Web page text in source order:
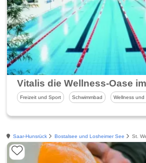
Freizeit und Sport Schwimmbad Wellness und
Saar-Hunsrück Bostalsee und Losheimer See St.